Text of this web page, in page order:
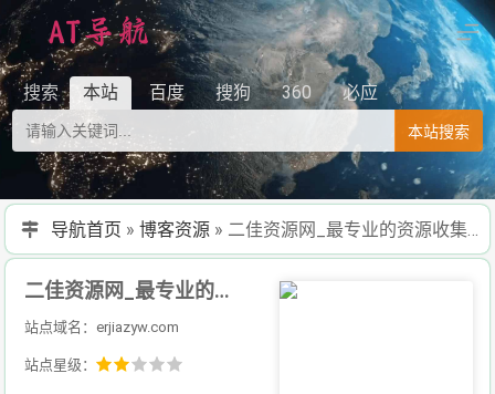
搜索 本站 百度 搜狗 360 必应
本站搜索
导航首页 » 博客资源» 二佳资源网_最专业的资源收集分享平台,有图有质量的资源教程源码分享
二佳资源网_最专业的资源收集分享平台,有图有质量的资源教程源码分享
站点域名：erjiazyw.com
站点星级：